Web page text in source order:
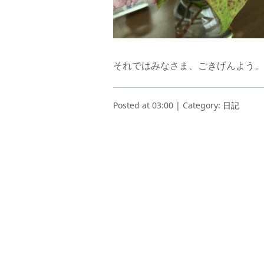
それではみなさま、ごきげんよう。
Posted at 03:00 | Category: 日記